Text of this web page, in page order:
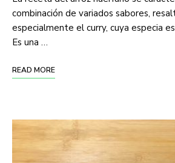
combinación de variados sabores,
especialmente el curry, cuya especia
Es una …
READ MORE